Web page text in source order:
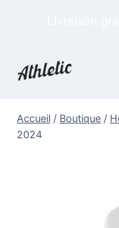
Accueil / Boutique /
2024